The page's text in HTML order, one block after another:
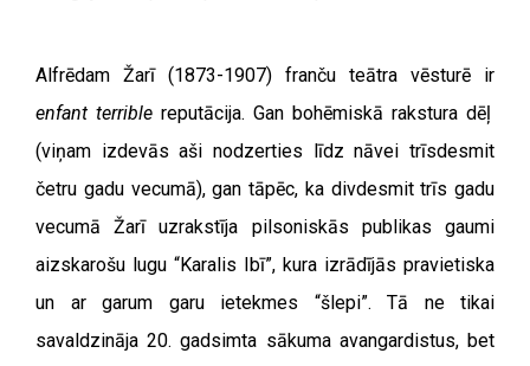
Alfrēdam Žarī (1873-1907) franču teātra vēsturē ir
enfant terrible reputācija. Gan bohēmiskā rakstura dēļ
(viņam izdevās aši nodzerties līdz nāvei trīsdesmit
četru gadu vecumā), gan tāpēc, ka divdesmit trīs gadu
vecumā Žarī uzrakstīja pilsoniskās publikas gaumi
aizskarošu lugu “Karalis Ibī”, kura izrādījās pravietiska
un ar garum garu ietekmes “šlepi”. Tā ne tikai
savaldzināja 20. gadsimta sākuma avangardistus, bet